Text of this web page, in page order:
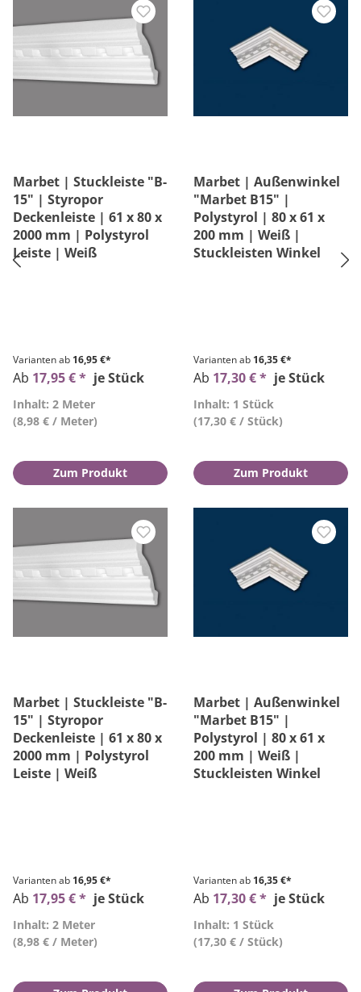
Marbet | Stuckleiste "B-
15" | Styropor
Deckenleiste | 61 x 80 x
2000 mm | Polystyrol
Leiste | Weiß
Varianten ab 16,95 €*
Ab 17,95 € * je Stück
Inhalt: 2 Meter
(8,98 € / Meter)
Zum Produkt
Marbet | Außenwinkel
"Marbet B15" |
Polystyrol | 80 x 61 x
200 mm | Weiß |
Stuckleisten Winkel
Varianten ab 16,35 €*
Ab 17,30 € * je Stück
Inhalt: 1 Stück
(17,30 € / Stück)
Zum Produkt
Marbet | Stuckleiste "B-
15" | Styropor
Deckenleiste | 61 x 80 x
2000 mm | Polystyrol
Leiste | Weiß
Varianten ab 16,95 €*
Ab 17,95 € * je Stück
Inhalt: 2 Meter
(8,98 € / Meter)
Marbet | Außenwinkel
"Marbet B15" |
Polystyrol | 80 x 61 x
200 mm | Weiß |
Stuckleisten Winkel
Varianten ab 16,35 €*
Ab 17,30 € * je Stück
Inhalt: 1 Stück
(17,30 € / Stück)